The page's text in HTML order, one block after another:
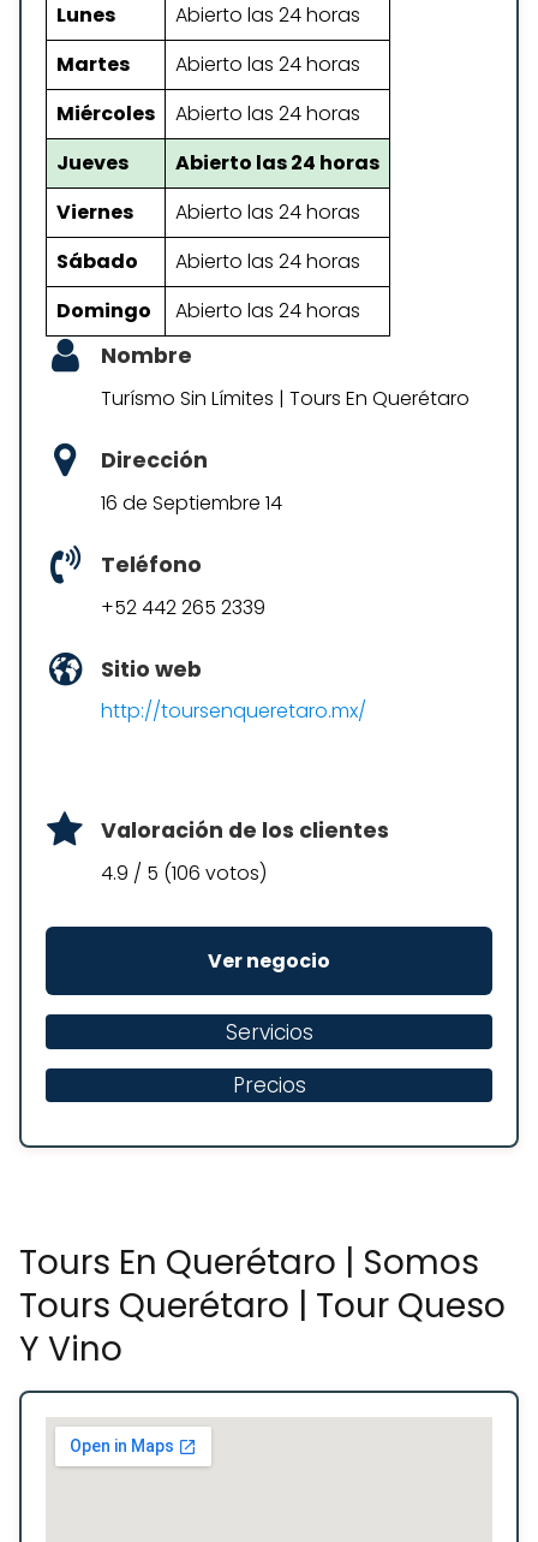
Lunes
Abierto las 24 horas
Martes
Abierto las 24 horas
Miércoles
Abierto las 24 horas
Jueves
Abierto las 24 horas
Viernes
Abierto las 24 horas
Sábado
Abierto las 24 horas
Domingo
Abierto las 24 horas
Nombre
Turísmo Sin Límites | Tours En Querétaro
Dirección
16 de Septiembre 14
Teléfono
+52 442 265 2339
Sitio web
http://toursenqueretaro.mx/
Valoración de los clientes
4.9 / 5 (106 votos)
Ver negocio
Servicios
Precios
Tours En Querétaro | Somos
Tours Querétaro | Tour Queso
Y Vino